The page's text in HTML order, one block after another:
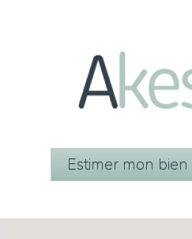
Estimer mon bien